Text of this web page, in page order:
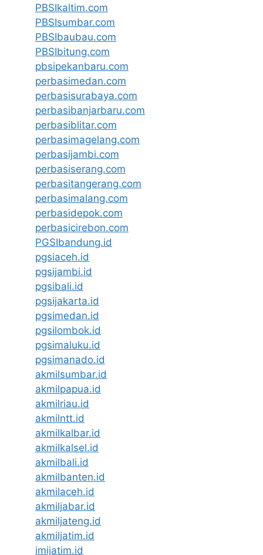
PBSIkaltim.com
PBSIsumbar.com
PBSIbaubau.com
PBSIbitung.com
pbsipekanbaru.com
perbasimedan.com
perbasisurabaya.com
perbasibanjarbaru.com
perbasiblitar.com
perbasimagelang.com
perbasijambi.com
perbasiserang.com
perbasitangerang.com
perbasimalang.com
perbasidepok.com
perbasicirebon.com
PGSIbandung.id
pgsiaceh.id
pgsijambi.id
pgsibali.id
pgsijakarta.id
pgsimedan.id
pgsilombok.id
pgsimaluku.id
pgsimanado.id
akmilsumbar.id
akmilpapua.id
akmilriau.id
akmilntt.id
akmilkalbar.id
akmilkalsel.id
akmilbali.id
akmilbanten.id
akmilaceh.id
akmiljabar.id
akmiljateng.id
akmiljatim.id
imijatim.id